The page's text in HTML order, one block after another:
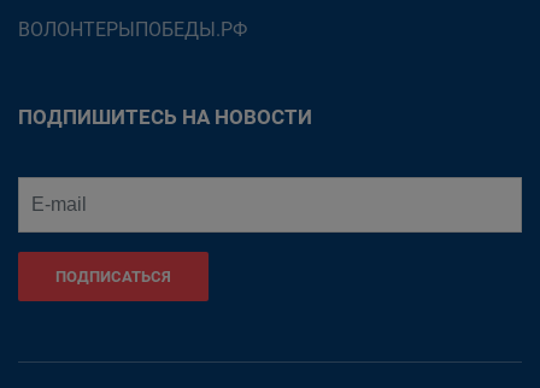
ВОЛОНТЕРЫПОБЕДЫ.РФ
ПОДПИШИТЕСЬ НА НОВОСТИ
ПОДПИСАТЬСЯ